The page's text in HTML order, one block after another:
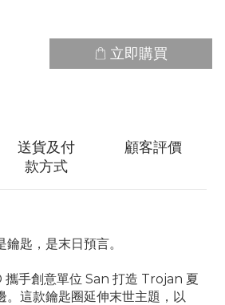
立即購買
送貨及付
款方式
顧客評價
匙，是末日預言。
手創意單位 San 打造 Trojan 夏
。這款鑰匙圈延伸末世主題，以